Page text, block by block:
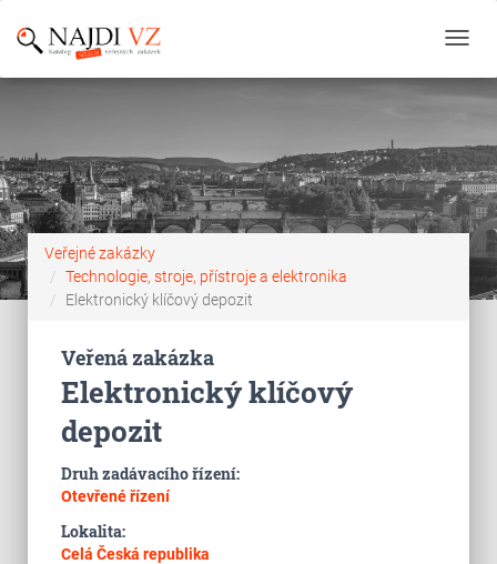
Veřejné zakázky
Technologie, stroje, přístroje a elektronika
Elektronický klíčový depozit
Veřená zakázka
Elektronický klíčový
depozit
Druh zadávacího řízení:
Otevřené řízení
Lokalita:
Celá Česká republika